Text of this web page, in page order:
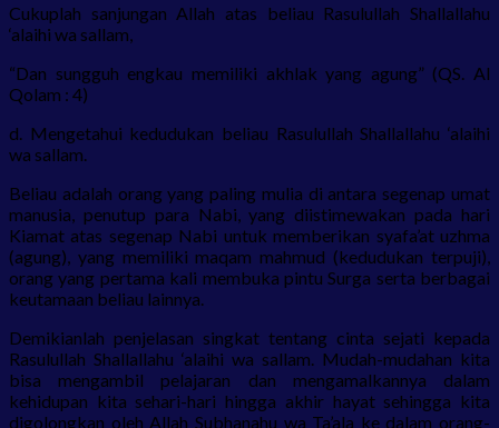
Cukuplah sanjungan Allah atas beliau Rasulullah Shallallahu
‘alaihi wa sallam,
“Dan sungguh engkau memiliki akhlak yang agung” (QS. Al
Qolam : 4)
d. Mengetahui kedudukan beliau Rasulullah Shallallahu ‘alaihi
wa sallam.
Beliau adalah orang yang paling mulia di antara segenap umat
manusia, penutup para Nabi, yang diistimewakan pada hari
Kiamat atas segenap Nabi untuk memberikan syafa’at uzhma
(agung), yang memiliki maqam mahmud (kedudukan terpuji),
orang yang pertama kali membuka pintu Surga serta berbagai
keutamaan beliau lainnya.
Demikianlah penjelasan singkat tentang cinta sejati kepada
Rasulullah Shallallahu ‘alaihi wa sallam. Mudah-mudahan kita
bisa mengambil pelajaran dan mengamalkannya dalam
kehidupan kita sehari-hari hingga akhir hayat sehingga kita
digolongkan oleh Allah Subhanahu wa Ta’ala ke dalam orang-